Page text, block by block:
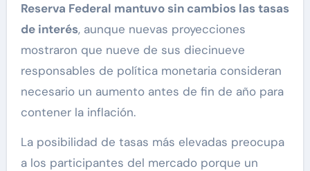
Reserva Federal mantuvo sin cambios las tasas
de interés, aunque nuevas proyecciones
mostraron que nueve de sus diecinueve
responsables de política monetaria consideran
necesario un aumento antes de fin de año para
contener la inflación.
La posibilidad de tasas más elevadas preocupa
a los participantes del mercado porque un